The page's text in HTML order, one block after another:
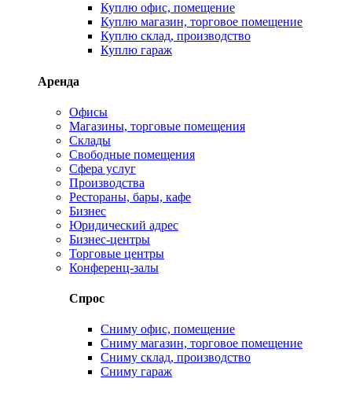
Куплю офис, помещение
Куплю магазин, торговое помещение
Куплю склад, производство
Куплю гараж
Аренда
Офисы
Магазины, торговые помещения
Склады
Свободные помещения
Сфера услуг
Производства
Рестораны, бары, кафе
Бизнес
Юридический адрес
Бизнес-центры
Торговые центры
Конференц-залы
Спрос
Сниму офис, помещение
Сниму магазин, торговое помещение
Сниму склад, производство
Сниму гараж